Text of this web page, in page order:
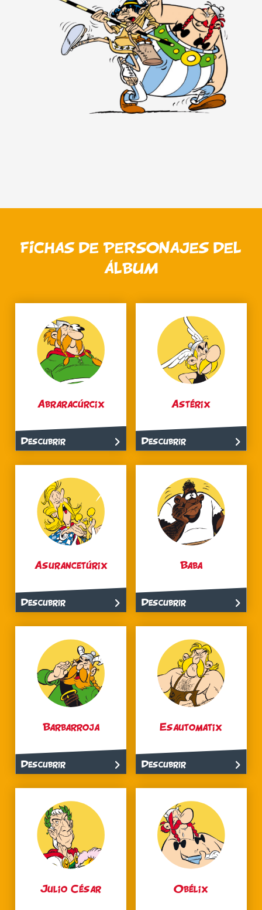
FICHAS DE PERSONAJES DEL
ÁLBUM
Abraracúrcix
Descubrir
Astérix
Descubrir
Asurancetúrix
Descubrir
Baba
Descubrir
Barbarroja
Descubrir
Esautomatix
Descubrir
Julio César Obélix